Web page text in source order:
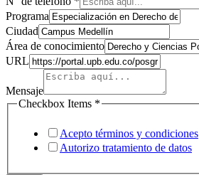
URL
N°
Programa
Ciudad
Área de conocimiento
URL
Mensaje
Checkbox Items *
Acepto términos y condiciones
Autorizo tratamiento de datos